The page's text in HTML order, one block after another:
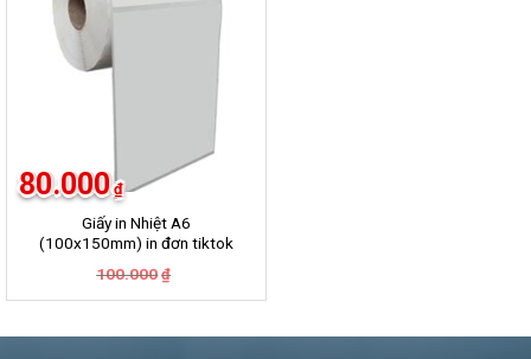
Giấy in Nhiệt A6
(100x150mm) in đơn tiktok
100.000 ₫
là:
80.000 ₫
tại
80.000₫.